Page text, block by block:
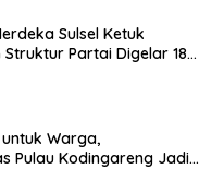
Sulsel Ketuk
Struktur Partai Digelar 18
Warga,
Pulau Kodingareng Jadi